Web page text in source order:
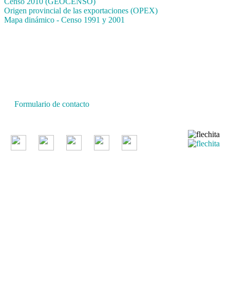
Origen provincial de las exportaciones (OPEX)
Mapa dinámico - Censo 1991 y 2001
Formulario de contacto